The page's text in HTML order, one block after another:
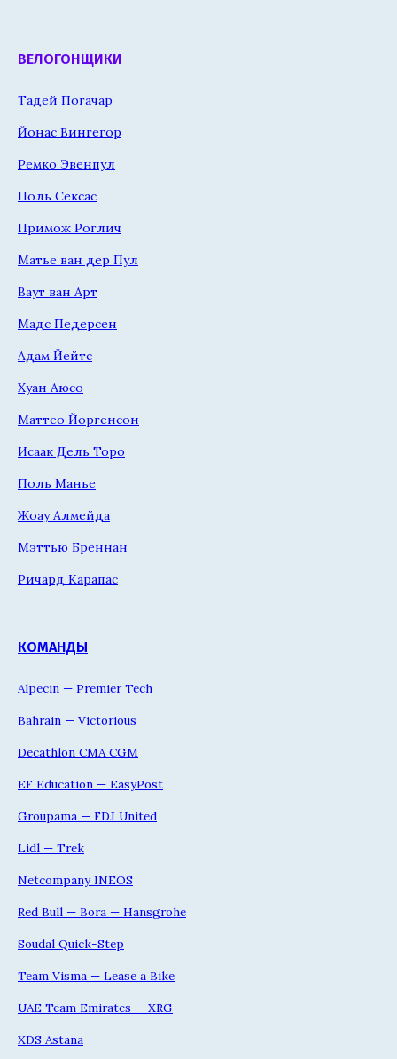
ВЕЛОГОНЩИКИ
Тадей Погачар
Йонас Вингегор
Ремко Эвенпул
Поль Сексас
Примож Роглич
Матье ван дер Пул
Ваут ван Арт
Мадс Педерсен
Адам Йейтс
Хуан Аюсо
Маттео Йоргенсон
Исаак Дель Торо
Поль Манье
Жоау Алмейда
Мэттью Бреннан
Ричард Карапас
КОМАНДЫ
Alpecin — Premier Tech
Bahrain — Victorious
Decathlon CMA CGM
EF Education — EasyPost
Groupama — FDJ United
Lidl — Trek
Netcompany INEOS
Red Bull — Bora — Hansgrohe
Soudal Quick-Step
Team Visma — Lease a Bike
UAE Team Emirates — XRG
XDS Astana